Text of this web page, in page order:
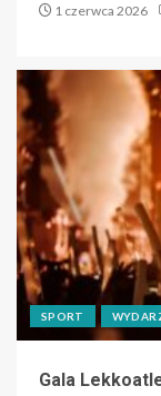
1 czerwca 2026
SPORT
Gala